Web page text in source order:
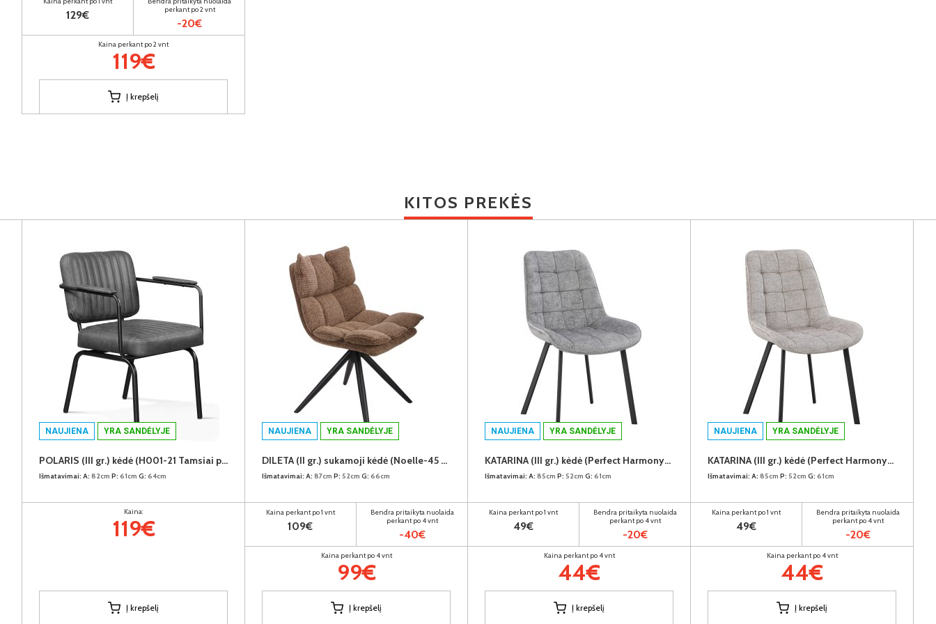
129€
perkant po 2 vnt
-20€
Kaina perkant po 2 vnt
119€
Į krepšelį
KITOS PREKĖS
NAUJIENA YRA SANDĖLYJE
POLARIS (III gr.) kėdė (H001-21 Tamsiai pilkas)
Išmatavimai: A: 82cm P: 61cm G: 64cm
Kaina:
119€
Į krepšelį
NAUJIENA YRA SANDĖLYJE
DILETA (II gr.) sukamoji kėdė (Noelle-45 Rudas)
Išmatavimai: A: 87cm P: 52cm G: 66cm
Kaina perkant po 1 vnt
109€
Bendra pritaikyta nuolaida
perkant po 4 vnt
-40€
Kaina perkant po 4 vnt
99€
Į krepšelį
NAUJIENA YRA SANDĖLYJE
KATARINA (III gr.) kėdė (Perfect Harmony-85)
Išmatavimai: A: 85cm P: 52cm G: 61cm
Kaina perkant po 1 vnt
49€
Bendra pritaikyta nuolaida
perkant po 4 vnt
-20€
Kaina perkant po 4 vnt
44€
Į krepšelį
NAUJIENA YRA SANDĖLYJE
KATARINA (III gr.) kėdė (Perfect Harmony-04)
Išmatavimai: A: 85cm P: 52cm G: 61cm
Kaina perkant po 1 vnt
49€
Bendra pritaikyta nuolaida
perkant po 4 vnt
-20€
Kaina perkant po 4 vnt
44€
Į krepšelį